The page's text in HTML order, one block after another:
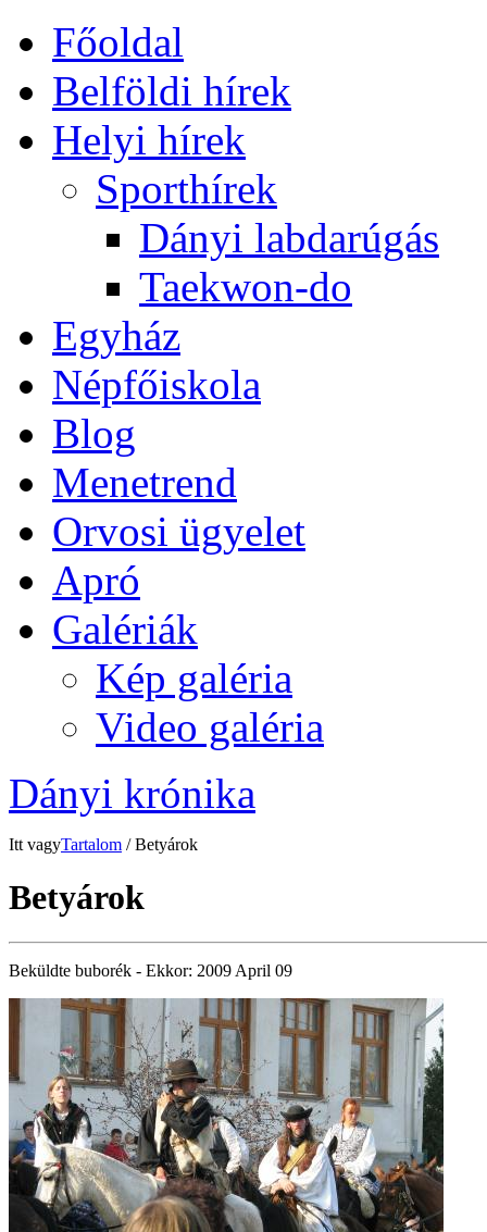
Főoldal
Belföldi hírek
Helyi hírek
Sporthírek
Dányi labdarúgás
Taekwon-do
Egyház
Népfőiskola
Blog
Menetrend
Orvosi ügyelet
Apró
Galériák
Kép galéria
Video galéria
Dányi krónika
Itt vagyTartalom / Betyárok
Betyárok
Beküldte buborék - Ekkor: 2009 April 09